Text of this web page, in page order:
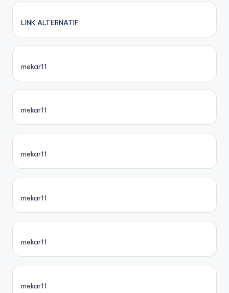
LINK ALTERNATIF :
mekar11
mekar11
mekar11
mekar11
mekar11
mekar11